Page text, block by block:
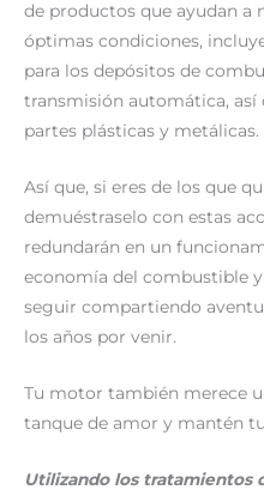
de productos que ayudan a
óptimas condiciones,
para los depósitos de
transmisión automática, así
partes plásticas y metálicas.
Así que, si eres de los que
demuéstraselo con estas
redundarán en un
economía del combustible
seguir compartiendo
los años por venir.
Tu motor también merece
tanque de amor y mantén
Utilizando los tratamientos